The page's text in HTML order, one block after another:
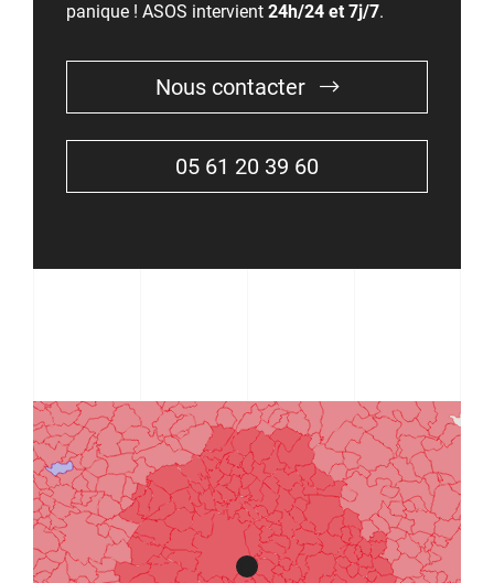
panique ! ASOS intervient 24h/24 et 7j/7.
Nous contacter
05 61 20 39 60